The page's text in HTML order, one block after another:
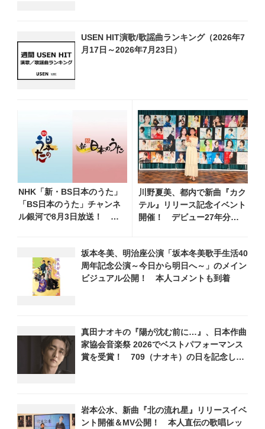
USEN HIT演歌/歌謡曲ランキング（2026年7
月17日～2026年7月23日）
NHK「新・BS日本のうた」
「BS日本のうた」チャンネ
ル銀河で8月3日放送！
他、18:00～鳥羽一郎・氷川
きよし他登場！ 各放送回
の出演者・曲目情報
川野夏美、都内で新曲『カク
テル』リリース記念イベント
開催！ デビュー27年分の
坂本冬美、明治座公演「坂本冬美歌手生活40
周年記念公演～今日から明日へ～」のメイン
ビジュアル公開！ 本人コメントも到着
真田ナオキの『陽が沈む前に…』、日本作曲
家協会音楽祭 2026でベストパフォーマンス
賞を受賞！ 709（ナオキ）の日を記念し、
岩本公水、新曲『北の流れ星』リリースイベ
ント開催＆MV公開！ 本人直伝の歌唱レッ